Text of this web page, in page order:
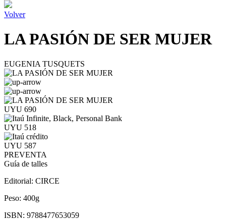
Volver
LA PASIÓN DE SER MUJER
EUGENIA TUSQUETS
UYU 690
UYU 518
UYU 587
PREVENTA
Guía de talles
Editorial: CIRCE
Peso: 400g
ISBN: 9788477653059